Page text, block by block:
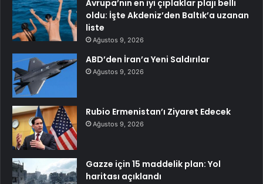
Avrupa’nın en iyi çıplaklar plajı belli
oldu: İşte Akdeniz’den Baltık’a uzanan
liste
Ağustos 9, 2026
ABD’den İran’a Yeni Saldırılar
Ağustos 9, 2026
Rubio Ermenistan’ı Ziyaret Edecek
Ağustos 9, 2026
Gazze için 15 maddelik plan: Yol
haritası açıklandı